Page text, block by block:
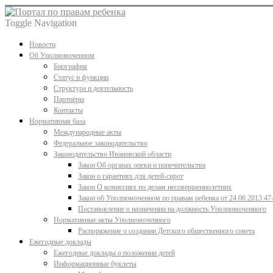
Toggle Navigation
Новости
Об Уполномоченном
Биография
Статус и функции
Структура и деятельность
Партнёры
Контакты
Нормативная база
Международные акты
Федеральное законодательство
Законодательство Ивановской области
Закон Об органах опеки и попечительства
Закон о гарантиях для детей-сирот
Закон О комиссиях по делам несовершеннолетних
Закон об Уполномоченном по правам ребенка от 24.06.2013
Постановление о назначении на должность Уполномоченного
Нормативные акты Уполномоченного
Распоряжение о создании Детского общественного совета
Ежегодные доклады
Ежегодные доклады о положении детей
Информационные буклеты